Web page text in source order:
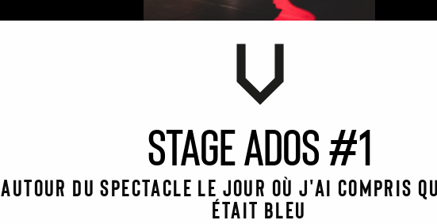
Stageados#1
Autour du spectacle Le jour où j'ai compris
était bleu